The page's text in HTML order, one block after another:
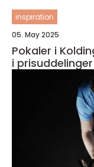
inspiration
05. May 2025
Pokaler i
i prisuddelinger